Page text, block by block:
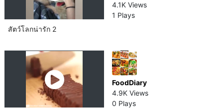
4.1K Views
1 Plays
สัตว์โลก​น่ารัก 2
FoodDiary
4.9K Views
0 Plays